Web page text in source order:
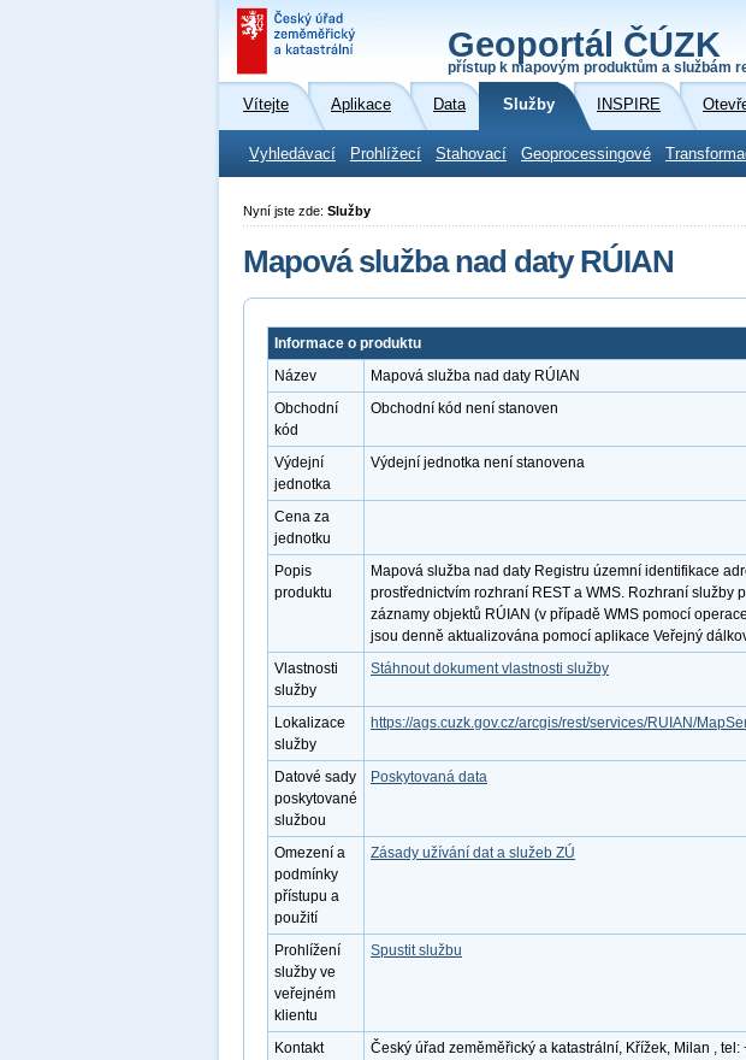
Geoportál ČÚZK
přístup k mapovým produktům a službám
Vítejte Aplikace Data Služby INSPIRE
Vyhledávací Prohlížecí Stahovací Geoprocessingové
Nyní jste zde: Služby
Mapová služba nad daty RÚIAN
Informace o produktu
Název
Mapová služba nad daty RÚIAN
Obchodní
kód
Obchodní kód není stanoven
Výdejní
jednotka
Výdejní jednotka není stanovena
Cena za
jednotku
Popis
produktu
Mapová služba nad daty Registru územní identifikace
prostřednictvím rozhraní REST a WMS. Rozhraní služby
záznamy objektů RÚIAN (v případě WMS pomocí
jsou denně aktualizována pomocí aplikace Veřejný
Vlastnosti
služby
Stáhnout dokument vlastnosti služby
Lokalizace
služby
https://ags.cuzk.gov.cz/arcgis/rest/services/RUIAN/
Datové sady
poskytované
službou
Poskytovaná data
Omezení a
podmínky
přístupu a
použití
Zásady užívání dat a služeb ZÚ
Prohlížení
služby ve
veřejném
klientu
Spustit službu
Kontakt
Český úřad zeměměřický a katastrální, Křížek, Milan ,